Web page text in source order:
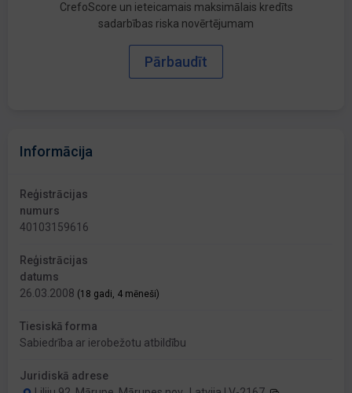
CrefoScore un ieteicamais maksimālais kredīts
sadarbības riska novērtējumam
Pārbaudīt
Informācija
Reģistrācijas
numurs
40103159616
Reģistrācijas
datums
26.03.2008 (18 gadi, 4 mēneši)
Tiesiskā forma
Sabiedrība ar ierobežotu atbildību
Juridiskā adrese